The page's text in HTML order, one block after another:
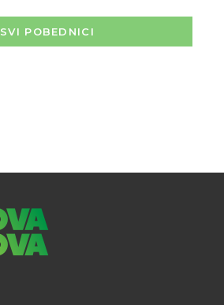
SVI POBEDNICI